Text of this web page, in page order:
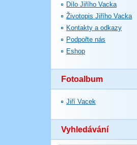
Dílo Jiřího Vacka
Životopis Jiřího Vacka
Kontakty a odkazy
Podpořte nás
Eshop
Fotoalbum
Jiří Vacek
Vyhledávání